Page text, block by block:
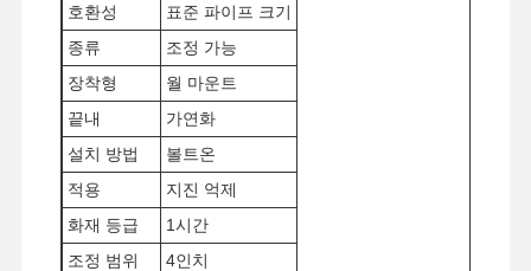
홈 제품 비디오
호환성
표준 파이프 크기
종류
조정 가능
장착형
월 마운트
끝내
가연화
설치 방법
볼트온
적용
지진 억제
화재 등급
1시간
조정 범위
4인치